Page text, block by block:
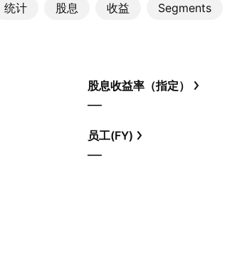
统计 股息 收益 Segments
股息收益率（指定）
—
员工(FY)
—